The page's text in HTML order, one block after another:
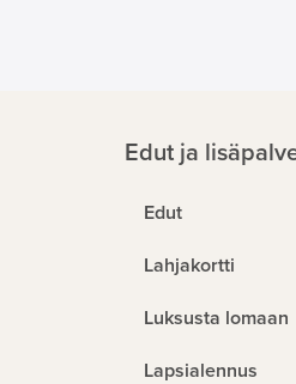
Edut ja
Edut
Lahjakortti
Luksusta lomaan
Lapsialennus